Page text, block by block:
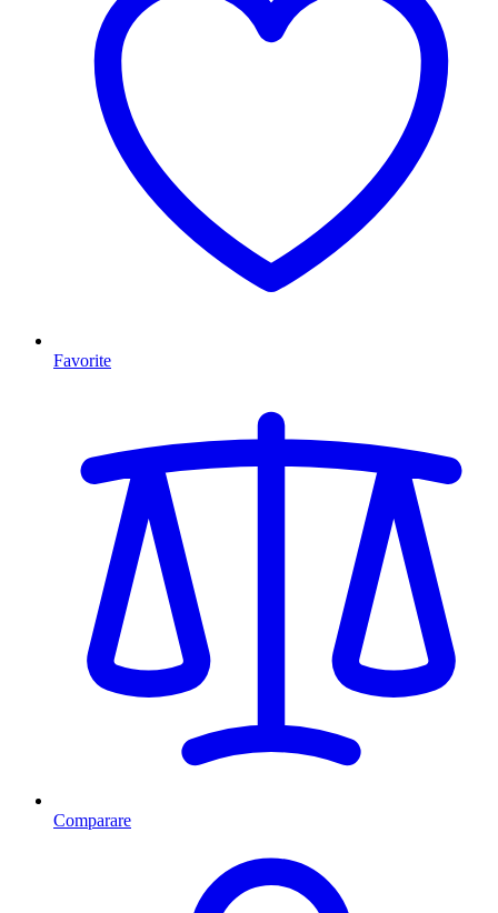
Favorite
Comparare